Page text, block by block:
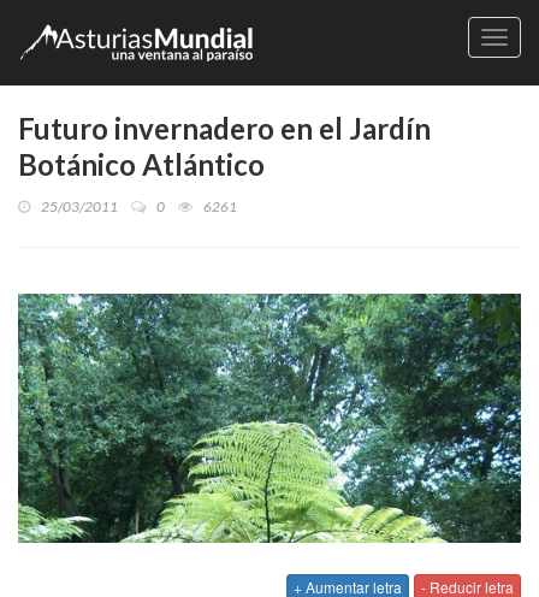
Futuro invernadero en el Jardín
Botánico Atlántico
25/03/2011 0 6261
+ Aumentar letra - Reducir letra